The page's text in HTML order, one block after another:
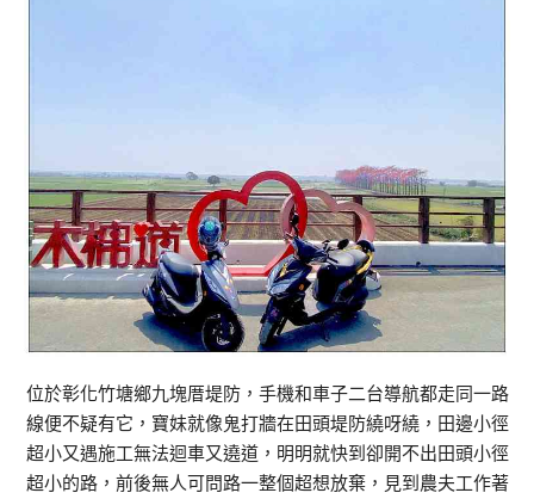
位於彰化竹塘鄉九塊厝堤防，手機和車子二台導航都走同一路
線便不疑有它，寶妹就像鬼打牆在田頭堤防繞呀繞，田邊小徑
超小又遇施工無法迴車又遶道，明明就快到卻開不出田頭小徑
超小的路，前後無人可問路一整個超想放棄，見到農夫工作著